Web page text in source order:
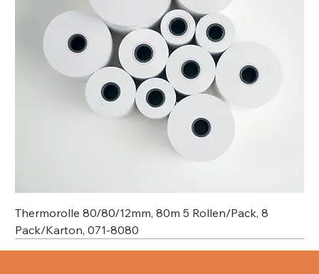
Thermorolle 80/80/12mm, 80m 5 Rollen/Pack, 8
Pack/Karton, 071-8080